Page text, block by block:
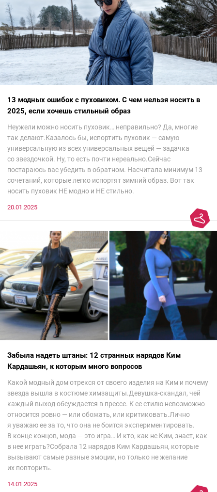
13 модных ошибок с пуховиком. С чем нельзя носить в
2025, если хочешь стильный образ
Неужели можно носить пуховик… неправильно? Да, многие
так делают.Казалось бы, испортить пуховик — самую
универсальную из всех универсальных вещей — задачка
со звездочкой. Ну, то есть почти нереально.Сейчас
постараюсь вас убедить в обратном. Насчитала минимум 13
сочетаний, которые легко испортят зимний образ. Вот так
носить пуховик НЕ модно и НЕ стильно.
20.01.2025
Забыла надеть штаны: 12 странных нарядов Ким
Кардашьян, к которым много вопросов
Какой модный дом отрекся от своего изделия на Ким и почему
звезда вышла в костюме химзащиты.Девушка-скандал, чей
каждый выход обсуждается в прессе. К ее стилю невозможно
относится ровно — или обожать, или критиковать.Лично
я уважаю ее за то, что она не боится экспериментировать.
В конце концов, мода — это игра… И кто, как не Ким, знает, как
в нее играть?Собрала 12 нарядов Ким Кардашьян, которые
вызывают самые разные эмоции, но только не желание
их повторить.
14.01.2025